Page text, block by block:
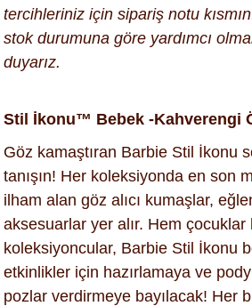
tercihleriniz için sipariş notu
stok durumuna göre yardımcı
duyarız.
Stil İkonu™ Bebek -Kahverengi
Göz kamaştıran Barbie Stil İkonu
tanışın! Her koleksiyonda en son
ilham alan göz alıcı kumaşlar,
aksesuarlar yer alır. Hem çocuklar
koleksiyoncular, Barbie Stil İkonu
etkinlikler için hazırlamaya ve
pozlar verdirmeye bayılacak! Her